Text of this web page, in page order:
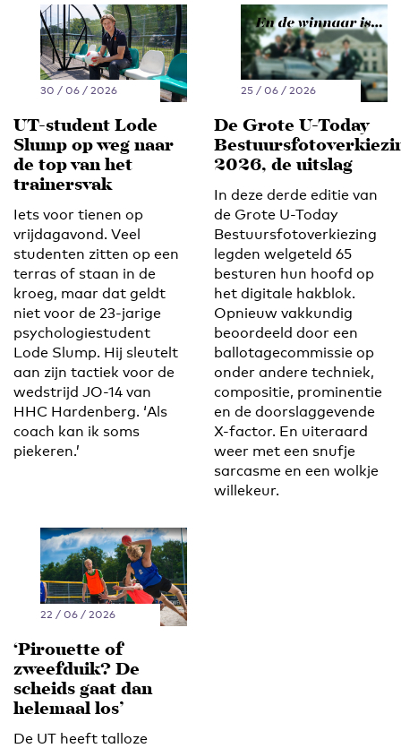
30 / 06 / 2026
UT-student Lode
Slump op weg naar
de top van het
trainersvak
Iets voor tienen op
vrijdagavond. Veel
studenten zitten op een
terras of staan in de
kroeg, maar dat geldt
niet voor de 23-jarige
psychologiestudent
Lode Slump. Hij sleutelt
aan zijn tactiek voor de
wedstrijd JO-14 van
HHC Hardenberg. ‘Als
coach kan ik soms
piekeren.’
25 / 06 / 2026
De Grote U-Today
2026, de uitslag
In deze derde editie van
de Grote U-Today
Bestuursfotoverkiezing
legden welgeteld 65
besturen hun hoofd op
het digitale hakblok.
Opnieuw vakkundig
beoordeeld door een
ballotagecommissie op
onder andere techniek,
compositie, prominentie
en de doorslaggevende
X-factor. En uiteraard
weer met een snufje
sarcasme en een wolkje
willekeur.
22 / 06 / 2026
‘Pirouette of
zweefduik? De
scheids gaat dan
helemaal los’
De UT heeft talloze